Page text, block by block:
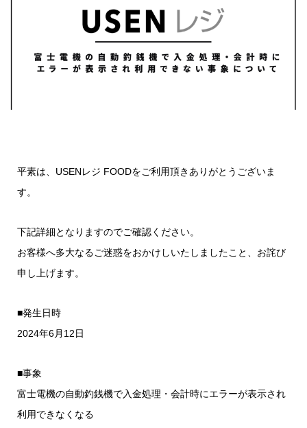
平素は、USENレジ FOODをご利用頂きありがとうございま
す。
下記詳細となりますのでご確認ください。
お客様へ多大なるご迷惑をおかけしいたしましたこと、お詫び
申し上げます。
■発生日時
2024年6月12日
■事象
富士電機の自動釣銭機で入金処理・会計時にエラーが表示され
利用できなくなる